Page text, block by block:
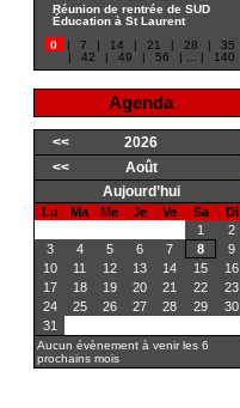
Réunion de rentrée de SUD
Éducation à St Laurent
0
| 7 | 14 | 21 | 28 |
35
|
42 | 49 | 56 | | 140
Agenda
<<
2026
<<
Août
Aujourd’hui
Lu Ma Me Je Ve Sa
Di
1
2
3
4 5 6 7 8
9
10
11 12 13 14 15
16
17
18 19 20 21 22
23
24
25 26 27 28 29
30
31
Aucun évènement à venir les 6
prochains mois